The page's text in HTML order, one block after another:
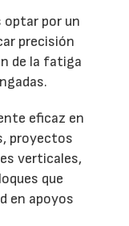
optar por un
precisión
de la fatiga
eficaz en
proyectos
verticales,
que
en apoyos